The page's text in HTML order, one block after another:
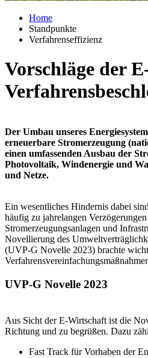
Home
Standpunkte
Verfahrenseffizienz
Vorschläge der
Der Umbau unseres
erneuerbare Stromerzeugung
einen umfassenden Ausbau der
Photovoltaik, Windenergie und
und Netze.
Ein wesentliches Hindernis dabei
häufig zu jahrelangen
Stromerzeugungsanlagen und
Novellierung des
(UVP-G Novelle 2023) brachte
UVP-G Novelle 2023
Aus Sicht der E-Wirtschaft ist die
Richtung und zu begrüßen. Dazu
Fast Track für Vorhaben der